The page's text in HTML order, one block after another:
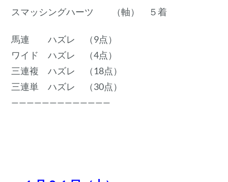
スマッシングハーツ （軸） ５着
馬連 ハズレ （9点）
ワイド ハズレ （4点）
三連複 ハズレ （18点）
三連単 ハズレ （30点）
—————————————